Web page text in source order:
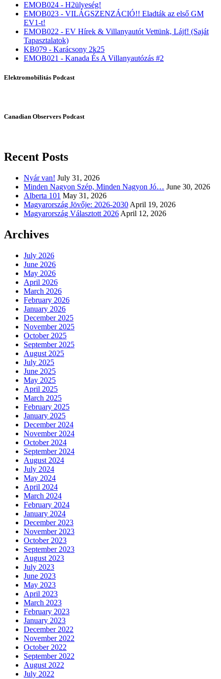
EMOB024 - H2ülyeség!
EMOB023 - VILÁGSZENZÁCIÓ!! Eladták az első GM
EV1-t!
EMOB022 - EV Hírek & Villanyautót Vettünk, Lájf! (Saját
Tapasztalatok)
KB079 - Karácsony 2k25
EMOB021 - Kanada És A Villanyautózás #2
Elektromobilitás Podcast
Canadian Observers Podcast
Recent Posts
Nyár van! July 31, 2026
Minden Nagyon Szép, Minden Nagyon Jó… June 30, 2026
Alberta 101 May 31, 2026
Magyarország Jövője: 2026-2030 April 19, 2026
Magyarország Választott 2026 April 12, 2026
Archives
July 2026
June 2026
May 2026
April 2026
March 2026
February 2026
January 2026
December 2025
November 2025
October 2025
September 2025
August 2025
July 2025
June 2025
May 2025
April 2025
March 2025
February 2025
January 2025
December 2024
November 2024
October 2024
September 2024
August 2024
July 2024
May 2024
April 2024
March 2024
February 2024
January 2024
December 2023
November 2023
October 2023
September 2023
August 2023
July 2023
June 2023
May 2023
April 2023
March 2023
February 2023
January 2023
December 2022
November 2022
October 2022
September 2022
August 2022
July 2022